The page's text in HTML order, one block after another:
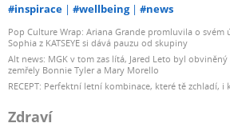
#inspirace #wellbeing #news
Pop Culture Wrap: Ariana Grande promluvila o svém
Sophia z KATSEYE si dává pauzu od skupiny
Alt news: MGK v tom zas lítá, Jared Leto byl
zemřely Bonnie Tyler a Mary Morello
RECEPT: Perfektní letní kombinace, které tě zchladí,
Zdraví